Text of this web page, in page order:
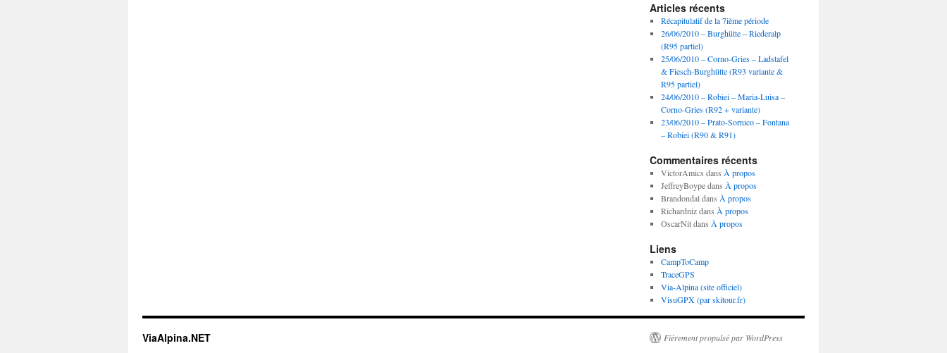
Articles récents
Récapitulatif de la 7ième période
26/06/2010 – Burghütte – Riederalp
(R95 partiel)
25/06/2010 – Corno-Gries – Ladstafel
& Fiesch-Burghütte (R93 variante &
R95 partiel)
24/06/2010 – Robiei – Maria-Luisa –
Corno-Gries (R92 + variante)
23/06/2010 – Prato-Sornico – Fontana
– Robiei (R90 & R91)
Commentaires récents
VictorAmics dans À propos
JeffreyBoypedans À propos
Brandondaldans À propos
Richardnizdans À propos
OscarNitdans À propos
Liens
CampToCamp
TraceGPS
Via-Alpina (site officiel)
VisuGPX (par skitour.fr)
ViaAlpina.NET Fièrement propulsé par WordPress